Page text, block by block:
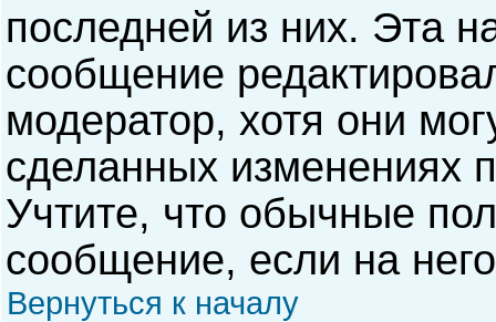
последней из них. Эта
сообщение
модератор, хотя они
сделанных изменениях
Учтите, что обычные
сообщение, если на
Вернуться к началу